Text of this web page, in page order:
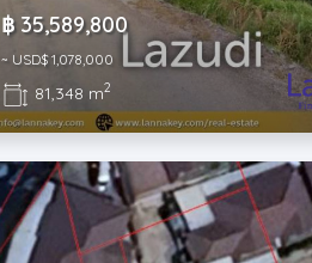
฿ 35,589,800
~ USD$ 1,078,000
81,348 m2